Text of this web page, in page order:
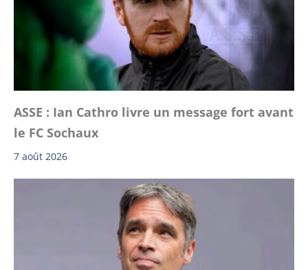
ASSE : Ian Cathro livre un message fort avant
le FC Sochaux
7 août 2026